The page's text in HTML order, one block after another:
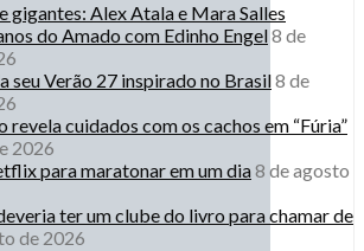
gigantes: Alex Atala e Mara Salles
do Amado com Edinho Engel8 de
seu Verão 27 inspirado no Brasil8 de
revela cuidados com os cachos em “Fúria”
2026
para maratonar em um dia8 de agosto
ter um clube do livro para chamar de
de 2026